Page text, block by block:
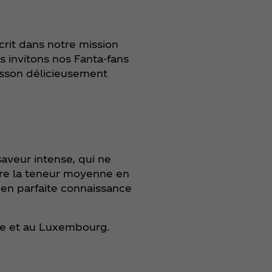
dans notre mission
invitons nos Fanta-fans
délicieusement
intense, qui ne
la teneur moyenne en
parfaite connaissance
et au Luxembourg.